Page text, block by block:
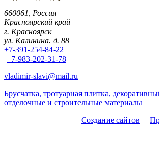
660061, Россия
Красноярский край
г. Красноярск
ул. Калинина. д. 88
+7-391-254-84-22
+7-983-202-31-78
vladimir-slavi@mail.ru
Брусчатка, тротуарная плитка,
отделочные и строительные материалы
Создание сайтов